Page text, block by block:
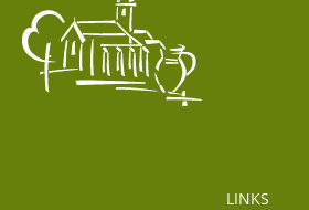
LINKS